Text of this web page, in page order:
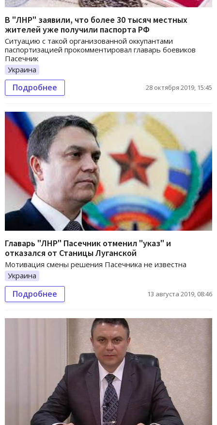
В "ЛНР" заявили, что более 30 тысяч местных
жителей уже получили паспорта РФ
Ситуацию с такой организованной оккупантами
паспортизацией прокомментировал главарь боевиков
Пасечник
Украина
Подробнее 28 октября 2019, 15:45
Главарь "ЛНР" Пасечник отменил "указ" и
отказался от Станицы Луганской
Мотивация смены решения Пасечника не известна
Украина
Подробнее 13 августа 2019, 08:46